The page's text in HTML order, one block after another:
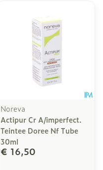
Noreva
Actipur Cr A/imperfect.
Teintee Doree Nf Tube
30ml
€ 16,50